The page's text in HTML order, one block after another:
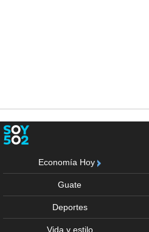
Economía Hoy
Guate
Deportes
Vida y estilo